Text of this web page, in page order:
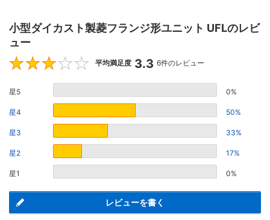
小型ダイカスト製菱フランジ形ユニット UFLのレビ
ュー
3.3
平均満足度 3.3 6件のレビュー
星5 0%
星4 50%
星3 33%
星2 17%
星1 0%
レビューを書く